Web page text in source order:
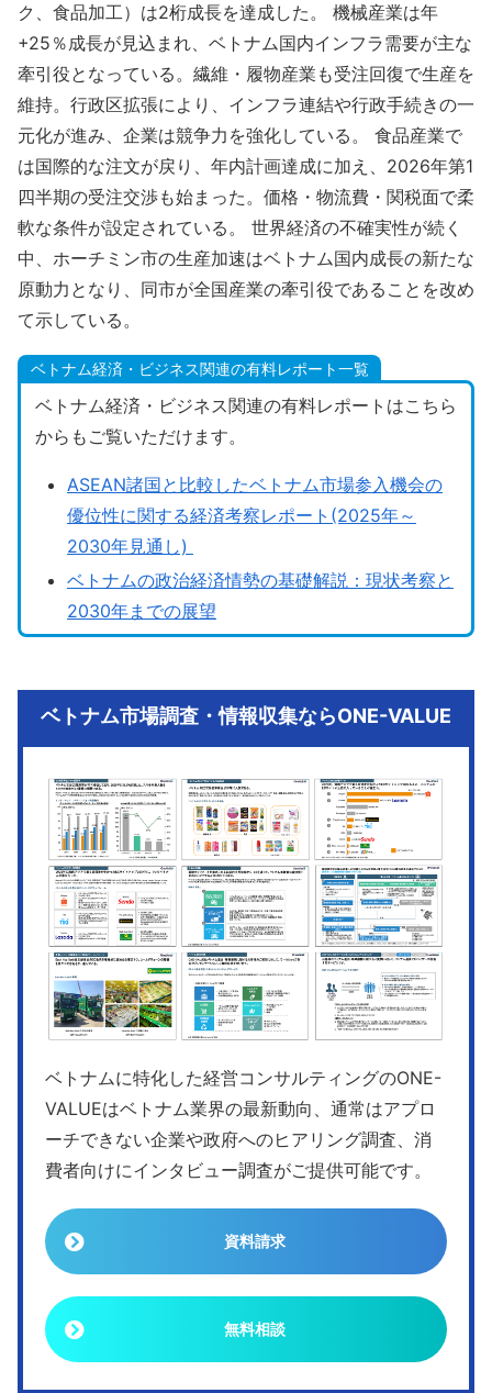
ク、食品加工）は2桁成長を達成した。 機械産業は年
+25％成長が見込まれ、ベトナム国内インフラ需要が主な
牽引役となっている。繊維・履物産業も受注回復で生産を
維持。行政区拡張により、インフラ連結や行政手続きの一
元化が進み、企業は競争力を強化している。 食品産業で
は国際的な注文が戻り、年内計画達成に加え、2026年第1
四半期の受注交渉も始まった。価格・物流費・関税面で柔
軟な条件が設定されている。 世界経済の不確実性が続く
中、ホーチミン市の生産加速はベトナム国内成長の新たな
原動力となり、同市が全国産業の牽引役であることを改め
て示している。
ベトナム経済・ビジネス関連の有料レポート一覧
ベトナム経済・ビジネス関連の有料レポートはこちら
からもご覧いただけます。
ASEAN諸国と比較したベトナム市場参入機会の
優位性に関する経済考察レポート(2025年～
2030年見通し)
ベトナムの政治経済情勢の基礎解説：現状考察と
2030年までの展望
ベトナム市場調査・情報収集ならONE-VALUE
ベトナムに特化した経営コンサルティングのONE-
VALUEはベトナム業界の最新動向、通常はアプロ
ーチできない企業や政府へのヒアリング調査、消
費者向けにインタビュー調査がご提供可能です。
資料請求
無料相談